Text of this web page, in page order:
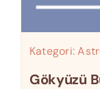
Kategori:
Gökyüzü